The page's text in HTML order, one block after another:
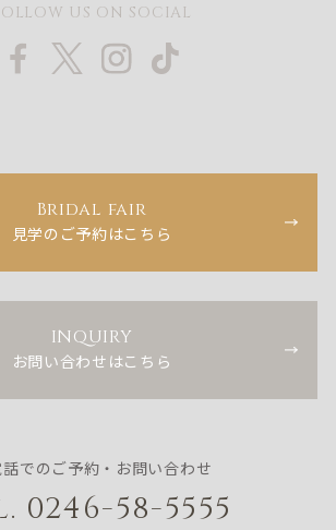
US ON SOCIAL
Bridal fair
見学のご予約はこちら
INQUIRY
お問い合わせはこちら
話でのご予約・お問い合わせ
0246-58-5555